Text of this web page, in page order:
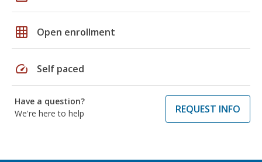
grid_on Open enrollment
speed Self paced
Have a question?
We're here to help
REQUEST INFO